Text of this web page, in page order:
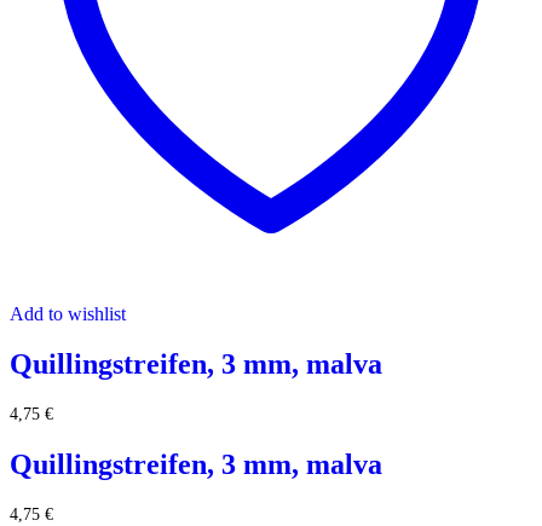
Add to wishlist
Quillingstreifen, 3 mm, malva
4,75 €
Quillingstreifen, 3 mm, malva
4,75 €